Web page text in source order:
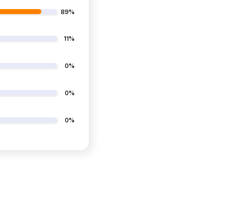
89%
11%
0%
0%
0%